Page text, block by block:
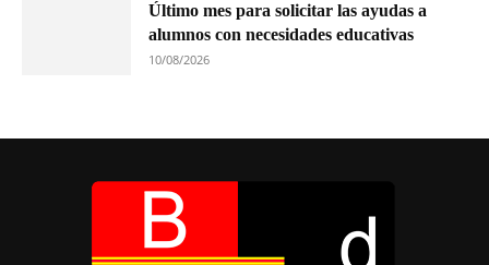
Último mes para solicitar las ayudas a
alumnos con necesidades educativas
10/08/2026